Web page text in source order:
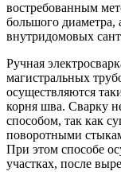
востребованным
большого диаметра,
внутридомовых
Ручная
магистральных
осуществляются
корня шва. Сварку
способом, так как
поворотными
При этом способе
участках, после